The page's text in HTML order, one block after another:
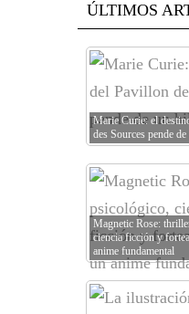
ÚLTIMOS
Marie Curie: el
des Sources pende
Magnetic Rose:
ciencia ficción y
anime fundamental